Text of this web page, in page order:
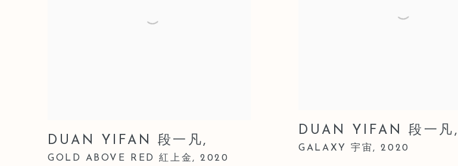
DUAN YIFAN 段一凡,
GOLD ABOVE RED 紅上金,2020
DUAN YIFAN 段一凡 ,
GALAXY 宇宙 ,2020